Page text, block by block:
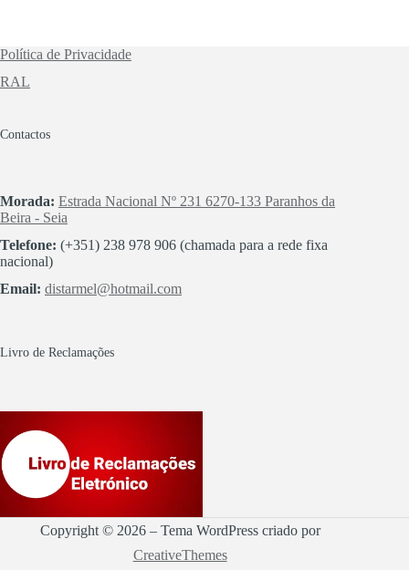
Política de Privacidade
RAL
Contactos
Morada: Estrada Nacional Nº 231 6270-133 Paranhos da
Beira - Seia
Telefone: (+351) 238 978 906 (chamada para a rede fixa
nacional)
Email: distarmel@hotmail.com
Livro de Reclamações
Copyright © 2026 – Tema WordPress criado por
CreativeThemes